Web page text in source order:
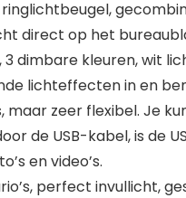
ringlichtbeugel,
direct op het
3 dimbare kleuren, wit
lichteffecten in en
maar zeer flexibel.
de USB-kabel, is
en video’s.
perfect